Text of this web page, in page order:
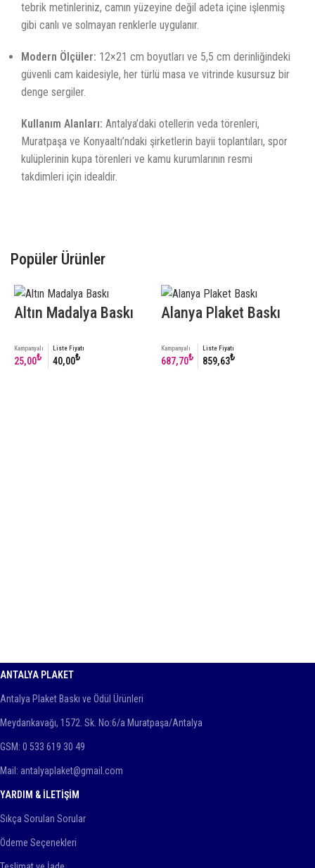
tebrik metinleriniz, camın yüzeyine değil adeta içine işlenmiş
gibi canlı ve solmayan renklerle uygulanır.
Modern Ölçüler: 12×21 cm boyutları ve 5,5 cm derinliğindeki
güvenli cam kaidesiyle, her türlü masa ve vitrinde kusursuz bir
denge sergiler.
Kullanım Alanları: Antalya’daki otellerin veda törenleri,
Muratpaşa ve Konyaaltı’ndaki şirketlerin bayii toplantıları, spor
kulüplerinin kupa törenleri ve kamu kurumlarının resmi
takdimleri için idealdir.
Popüler Ürünler
Altın Madalya Baskı
Kampanyalı
25,00₺
Liste Fiyatı
40,00₺
Alanya Plaket Baskı
Kampanyalı
687,70₺
Liste Fiyatı
859,63₺
ANTALYA PLAKET
Antalya Plaket Baskı ve Ödül Ürünleri
Meydankavağı, 1572. Sk. No:6/a Muratpaşa/Antalya
GSM: 0 533 619 30 49
Mail: antalyaplaket@gmail.com
YARDIM & İLETIŞIM
Sıkça Sorulan Sorular
Ödeme Seçenekleri